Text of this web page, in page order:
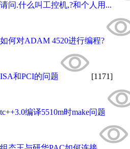
请问.什么叫工控机,?和个人用...
如何对ADAM 4520进行编程?
ISA和PCI的问题 [1171]
tc++3.0编译5510m时make问题